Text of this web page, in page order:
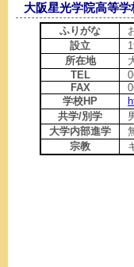
大阪星光学院高等学
ふりがな
設立
所在地
TEL
FAX
学校HP
共学/別学
大学内部進学
宗教